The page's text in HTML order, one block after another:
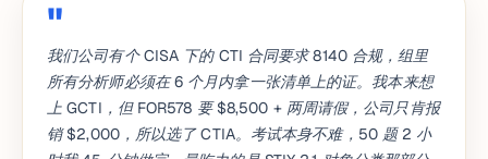
我们公司有个 CISA 下的 CTI 合同要求 8140 合规，组里
所有分析师必须在 6 个月内拿一张清单上的证。我本来想
上 GCTI，但 FOR578 要 $8,500 + 两周请假，公司只肯报
销 $2,000，所以选了 CTIA。考试本身不难，50 题 2 小